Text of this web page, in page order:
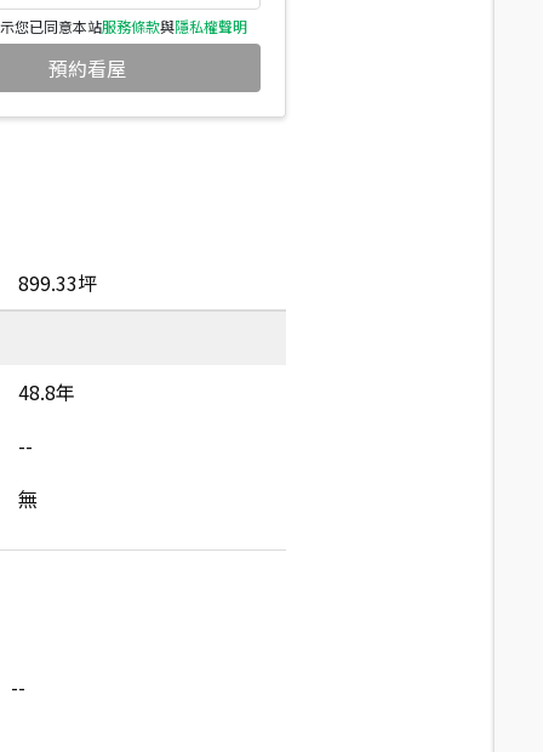
您已同意本站服務條款與隱私權聲明
預約看屋
899.33坪
48.8年
--
無
--